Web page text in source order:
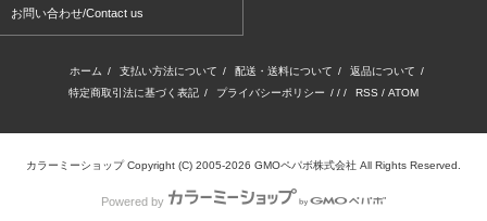
お問い合わせ/Contact us
ホーム / 支払い方法について / 配送・送料について / 返品について /
特定商取引法に基づく表記 / プライバシーポリシー / / / RSS / ATOM
カラーミーショップ Copyright (C) 2005-2026 GMOペパボ株式会社 All Rights Reserved.
Powered by